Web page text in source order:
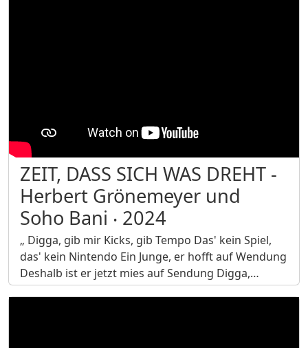
ZEIT, DASS SICH WAS DREHT -
Herbert Grönemeyer und
Soho Bani ‧ 2024
„ Digga, gib mir Kicks, gib Tempo Das' kein Spiel,
das' kein Nintendo Ein Junge, er hofft auf Wendung
Deshalb ist er jetzt mies auf Sendung Digga,…